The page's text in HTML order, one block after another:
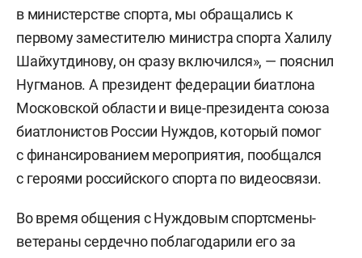
в министерстве спорта, мы обращались к
первому заместителю министра спорта Халилу
Шайхутдинову, он сразу включился», — пояснил
Нугманов. А президент федерации биатлона
Московской области и вице-президента cоюза
биатлонистов России Нуждов, который помог
с финансированием мероприятия, пообщался
с героями российского спорта по видеосвязи.
Во время общения с Нуждовым спортсмены-
ветераны сердечно поблагодарили его за